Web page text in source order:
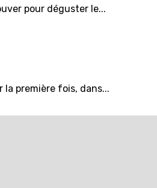
pour déguster le...
première fois, dans...